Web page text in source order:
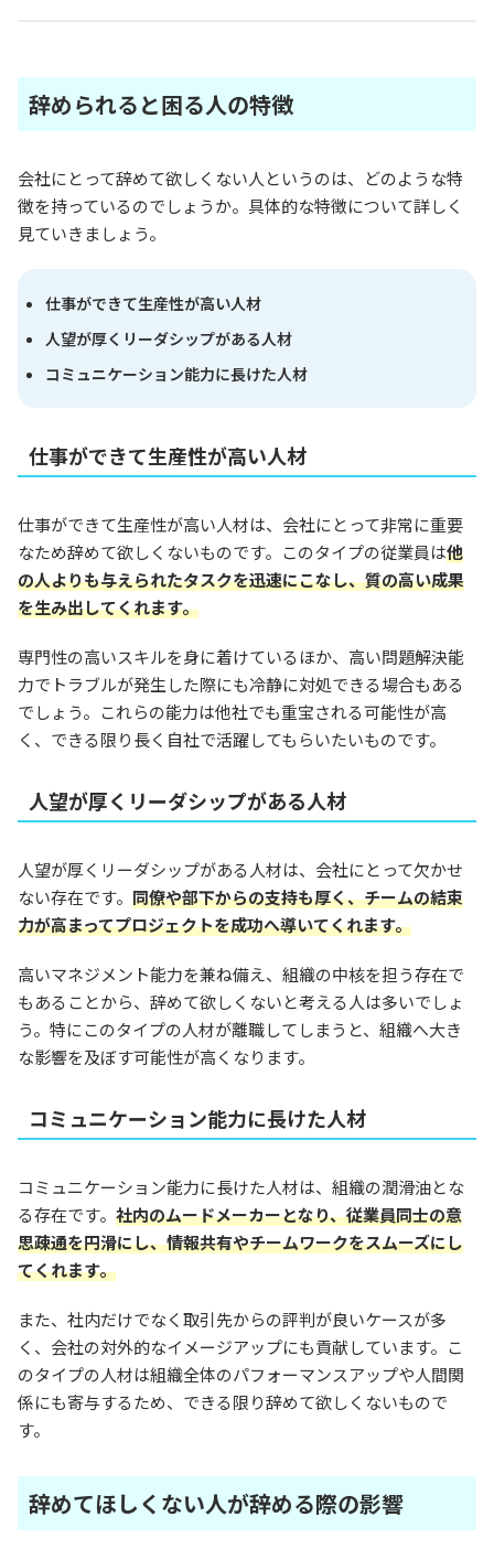
辞められると困る人の特徴
会社にとって辞めて欲しくない人というのは、どのような特
徴を持っているのでしょうか。具体的な特徴について詳しく
見ていきましょう。
仕事ができて生産性が高い人材
人望が厚くリーダシップがある人材
コミュニケーション能力に長けた人材
仕事ができて生産性が高い人材
仕事ができて生産性が高い人材は、会社にとって非常に重要
なため辞めて欲しくないものです。このタイプの従業員は他
の人よりも与えられたタスクを迅速にこなし、質の高い成果
を生み出してくれます。
専門性の高いスキルを身に着けているほか、高い問題解決能
力でトラブルが発生した際にも冷静に対処できる場合もある
でしょう。これらの能力は他社でも重宝される可能性が高
く、できる限り長く自社で活躍してもらいたいものです。
人望が厚くリーダシップがある人材
人望が厚くリーダシップがある人材は、会社にとって欠かせ
ない存在です。 同僚や部下からの支持も厚く、チームの結束
力が高まってプロジェクトを成功へ導いてくれます。
高いマネジメント能力を兼ね備え、組織の中核を担う存在で
もあることから、辞めて欲しくないと考える人は多いでしょ
う。特にこのタイプの人材が離職してしまうと、組織へ大き
な影響を及ぼす可能性が高くなります。
コミュニケーション能力に長けた人材
コミュニケーション能力に長けた人材は、組織の潤滑油とな
る存在です。 社内のムードメーカーとなり、従業員同士の意
思疎通を円滑にし、情報共有やチームワークをスムーズにし
てくれます。
また、社内だけでなく取引先からの評判が良いケースが多
く、会社の対外的なイメージアップにも貢献しています。こ
のタイプの人材は組織全体のパフォーマンスアップや人間関
係にも寄与するため、できる限り辞めて欲しくないもので
す。
辞めてほしくない人が辞める際の影響